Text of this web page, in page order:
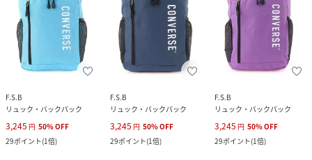
F.S.B
リュック・バックパック
3,245 円 50%OFF
29ポイント(1倍)
F.S.B
リュック・バックパック
3,245 円 50%OFF
29ポイント(1倍)
F.S.B
リュック・バックパック
3,245 円 50%OFF
29ポイント(1倍)